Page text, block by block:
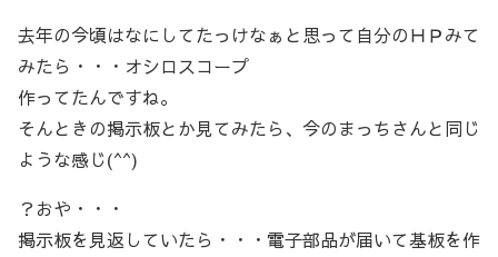
去年の今頃はなにしてたっけなぁと思って自分のＨＰみて
みたら・・・オシロスコープ
作ってたんですね。
そんときの掲示板とか見てみたら、今のまっちさんと同じ
ような感じ(^^)
？おや・・・
掲示板を見返していたら・・・電子部品が届いて基板を作